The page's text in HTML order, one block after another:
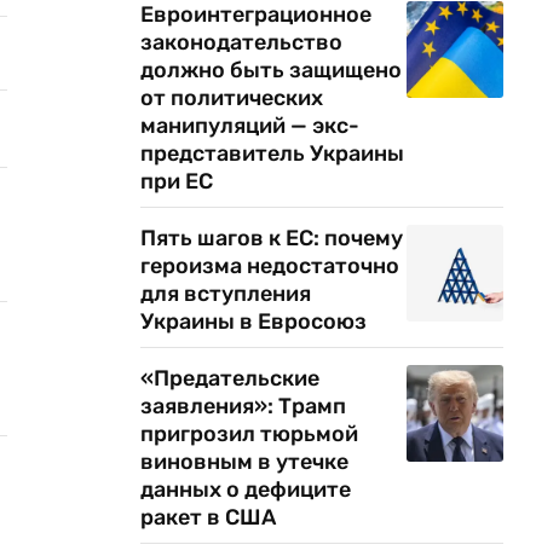
Евроинтеграционное
законодательство
должно быть защищено
от политических
манипуляций — экс-
представитель Украины
при ЕС
Пять шагов к ЕС: почему
героизма недостаточно
для вступления
Украины в Евросоюз
«Предательские
заявления»: Трамп
пригрозил тюрьмой
виновным в утечке
данных о дефиците
ракет в США